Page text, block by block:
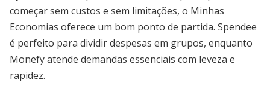
começar sem custos e sem limitações, o Minhas
Economias oferece um bom ponto de partida. Spendee
é perfeito para dividir despesas em grupos, enquanto
Monefy atende demandas essenciais com leveza e
rapidez.